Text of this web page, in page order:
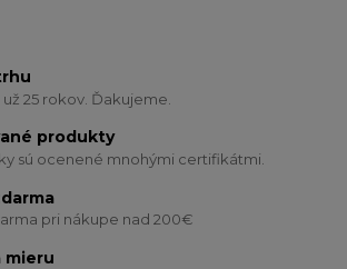
už 25 rokov. Ďakujeme.
produkty
sú ocenené mnohými certifikátmi.
pri nákupe nad 200€
mieru